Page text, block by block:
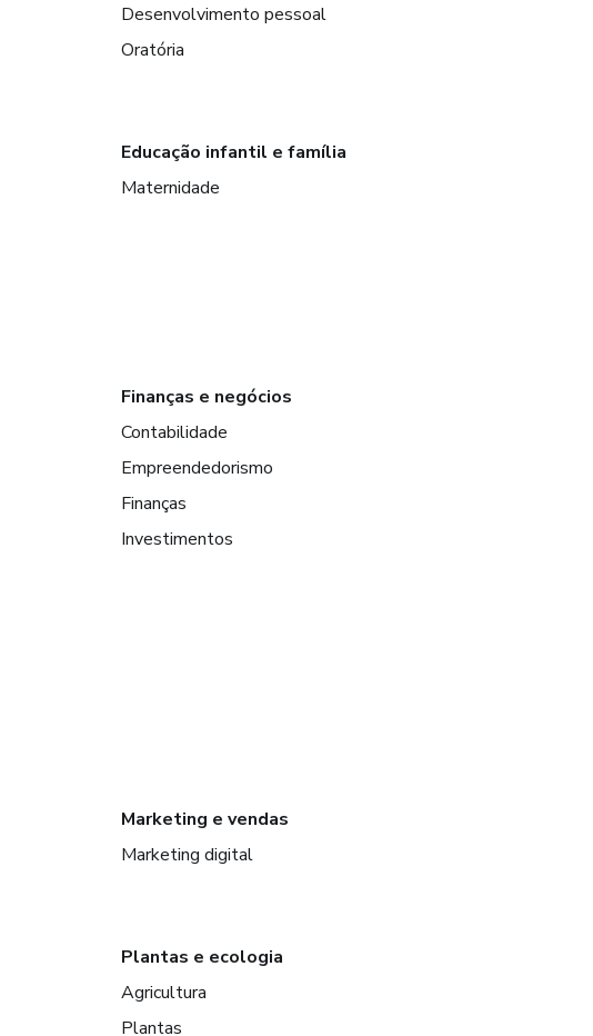
Desenvolvimento pessoal
Oratória
Educação infantil e família
Maternidade
Finanças e negócios
Contabilidade
Empreendedorismo
Finanças
Investimentos
Marketing e vendas
Marketing digital
Plantas e ecologia
Agricultura
Plantas